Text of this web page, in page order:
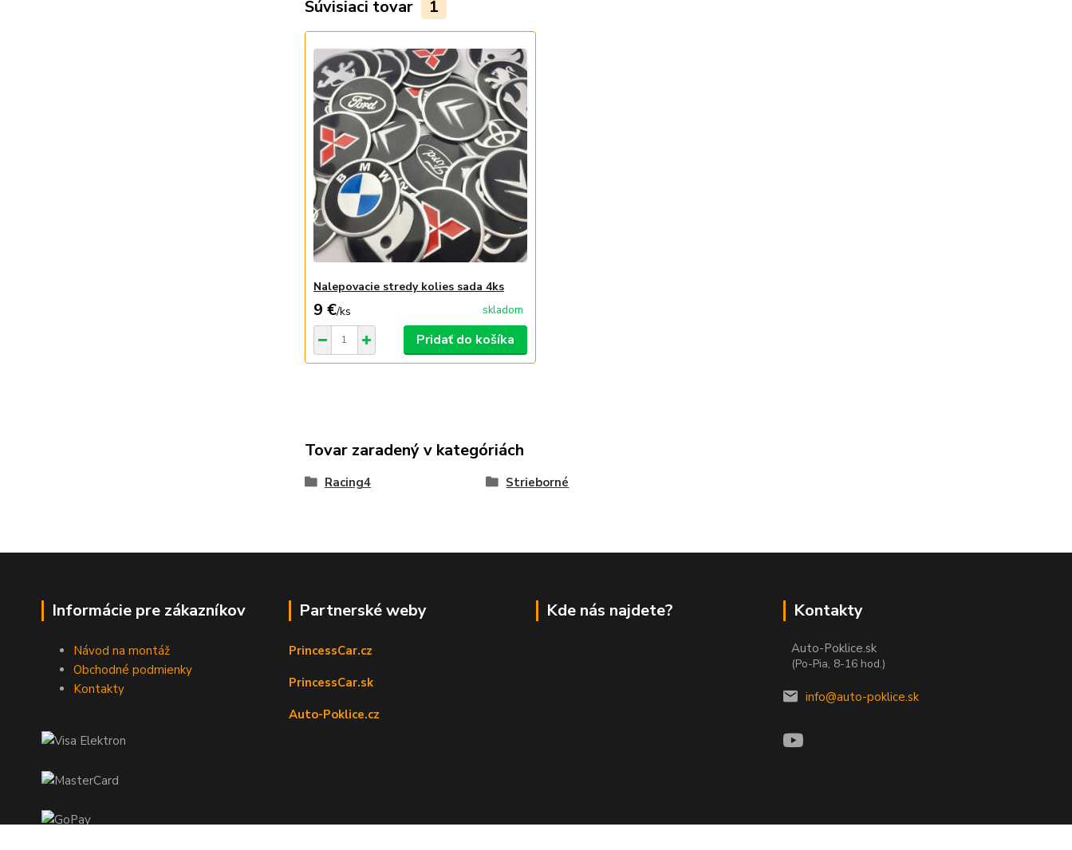
Súvisiaci tovar 1
Nalepovacie stredy kolies sada 4ks
9 €/ks skladom
Pridať do košíka
Tovar zaradený v kategóriách
Racing4 Strieborné
Informácie pre zákazníkov
Návod na montáž
Obchodné podmienky
Kontakty
Partnerské weby
PrincessCar.cz
PrincessCar.sk
Auto-Poklice.cz
Kde nás najdete? Kontakty
Auto-Poklice.sk
(Po-Pia, 8-16 hod.)
info@auto-poklice.sk